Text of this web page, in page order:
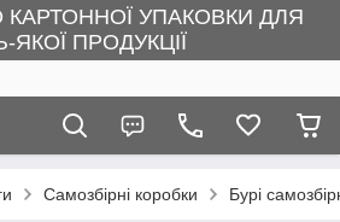
УПАКОВКИ ДЛЯ
ЯКОЇ ПРОДУКЦІЇ
Самозбірні коробки Бурі